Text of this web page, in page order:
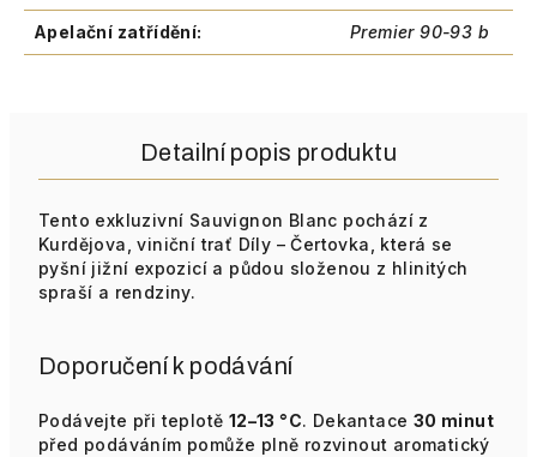
Apelační zatřídění: Premier 90-93 b
Detailní popis produktu
Tento exkluzivní Sauvignon Blanc pochází z
Kurdějova, viniční trať Díly – Čertovka, která se
pyšní jižní expozicí a půdou složenou z hlinitých
spraší a rendziny.
Doporučení k podávání
Podávejte při teplotě 12–13 °C. Dekantace 30 minut
před podáváním pomůže plně rozvinout aromatický